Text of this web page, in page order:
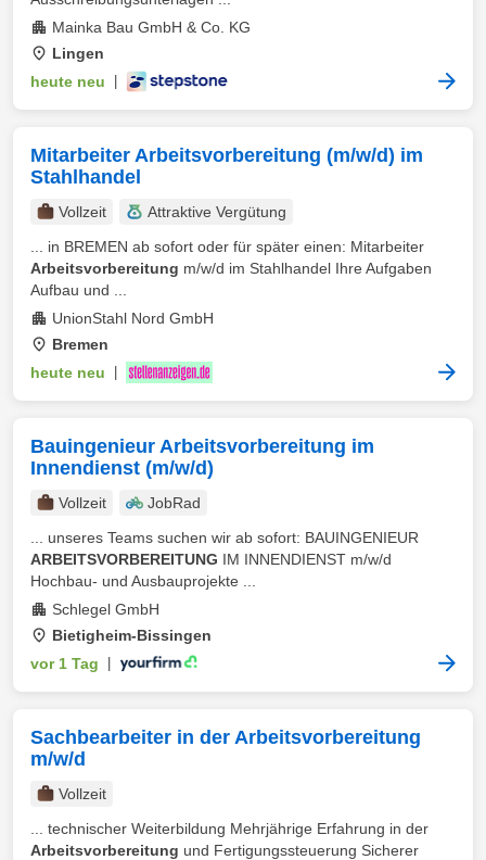
Mainka Bau GmbH & Co. KG
Lingen
heute neu
Mitarbeiter Arbeitsvorbereitung (m/w/d) im
Stahlhandel
Vollzeit
Attraktive Vergütung
... in BREMEN ab sofort oder für später einen: Mitarbeiter
Arbeitsvorbereitung m/w/d im Stahlhandel Ihre Aufgaben
Aufbau und ...
UnionStahl Nord GmbH
Bremen
heute neu
Bauingenieur Arbeitsvorbereitung im
Innendienst (m/w/d)
Vollzeit
JobRad
... unseres Teams suchen wir ab sofort: BAUINGENIEUR
ARBEITSVORBEREITUNG IM INNENDIENST m/w/d
Hochbau- und Ausbauprojekte ...
Schlegel GmbH
Bietigheim-Bissingen
vor 1 Tag
Sachbearbeiter in der Arbeitsvorbereitung
m/w/d
Vollzeit
... technischer Weiterbildung Mehrjährige Erfahrung in der
Arbeitsvorbereitung und Fertigungssteuerung Sicherer